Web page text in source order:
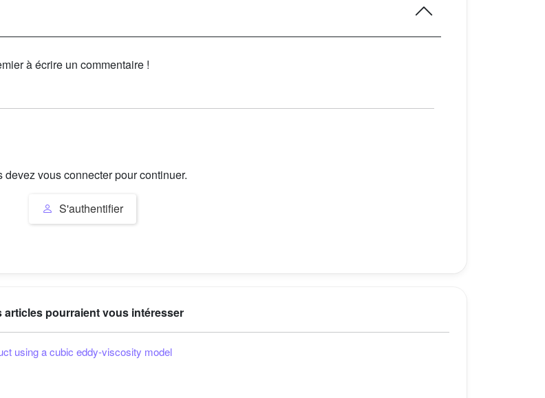
à écrire un commentaire !
devez vous connecter pour continuer.
S'authentifier
articles pourraient vous intéresser
using a cubic eddy-viscosity model